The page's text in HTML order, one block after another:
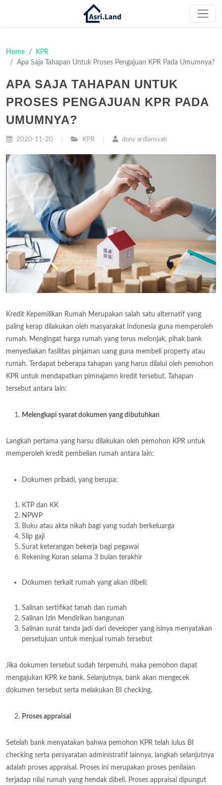
Home
KPR
Apa Saja Tahapan Untuk Proses Pengajuan KPR Pada Umumnya?
APA SAJA TAHAPAN UNTUK
PROSES PENGAJUAN KPR PADA
UMUMNYA?
2020-11-20 KPR dony ardiansyah
Kredit Kepemilikan Rumah Merupakan salah satu alternatif yang
paling kerap dilakukan oleh masyarakat Indonesia guna memperoleh
rumah. Mengingat harga rumah yang terus melonjak, pihak bank
menyediakan fasilitas pinjaman uang guna membeli property atau
rumah. Terdapat beberapa tahapan yang harus dilalui oleh pemohon
KPR untuk mendapatkan pimnajamn kredit tersebut. Tahapan
tersebut antara lain:
Melengkapi syarat dokumen yang dibutuhkan
Langkah pertama yang harsu dilakukan oleh pemohon KPR untuk
memperoleh kredit pembelian rumah antara lain:
Dokumen pribadi, yang berupa:
KTP dan KK
NPWP
Buku atau akta nikah bagi yang sudah berkeluarga
Slip gaji
Surat keterangan bekerja bagi pegawai
Rekening Koran selama 3 bulan terakhir
Dokumen terkait rumah yang akan dibeli:
Salinan sertifikat tanah dan rumah
Salinan Izin Mendirikan bangunan
Salinan surat tanda jadi dari developer yang isinya menyatakan
persetujuan untuk menjual rumah tersebut
Jika dokumen tersebut sudah terpenuhi, maka pemohon dapat
mengajukan KPR ke bank. Selanjutnya, bank akan mengecek
dokumen tersebut serta melakukan BI checking.
Proses appraisal
Setelah bank menyatakan bahwa pemohon KPR telah lulus BI
checking serta persyaratan administratif lainnya, langkah selanjutnya
adalah proses appraisal. Proses ini merupakan proses penilaian
terjadap nilai rumah yang hendak dibeli. Proses appraisal dipungut